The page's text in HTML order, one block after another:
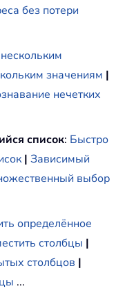
без потери
значениям |
нечетких
список: Быстро
| Зависимый
выбор
определённое
столбцы |
столбцов |
...